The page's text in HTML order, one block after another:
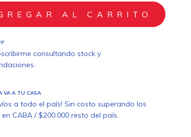
consultando stock y
VA A TU CASA
a todo el país! Sin costo superando los
en CABA / $200.000 resto del país.